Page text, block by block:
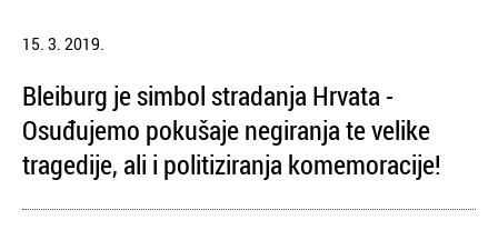
15. 3. 2019.
Bleiburg je simbol stradanja Hrvata -
Osuđujemo pokušaje negiranja te velike
tragedije, ali i politiziranja komemoracije!